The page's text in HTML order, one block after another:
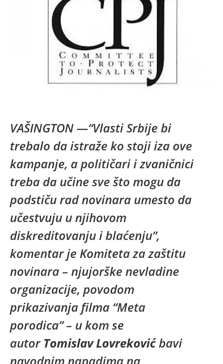
VAŠINGTON —“Vlasti Srbije bi
trebalo da istraže ko stoji iza ove
kampanje, a političari i zvaničnici
treba da učine sve što mogu da
podstiču rad novinara umesto da
učestvuju u njihovom
diskreditovanju i blaćenju”,
komentar je Komiteta za zaštitu
novinara – njujorške nevladine
organizacije, povodom
prikazivanja filma “Meta
porodica” – u kom se
autor Tomislav Lovrekovićbavi